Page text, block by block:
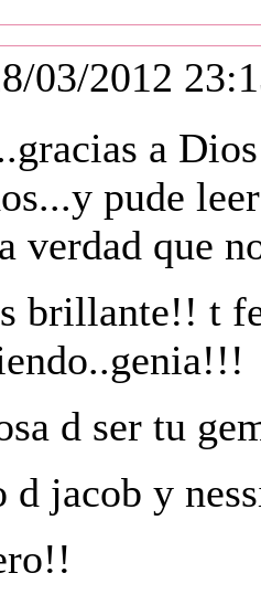
03/2012
a
pude
verdad que
brillante!! t
d ser tu
d jacob y